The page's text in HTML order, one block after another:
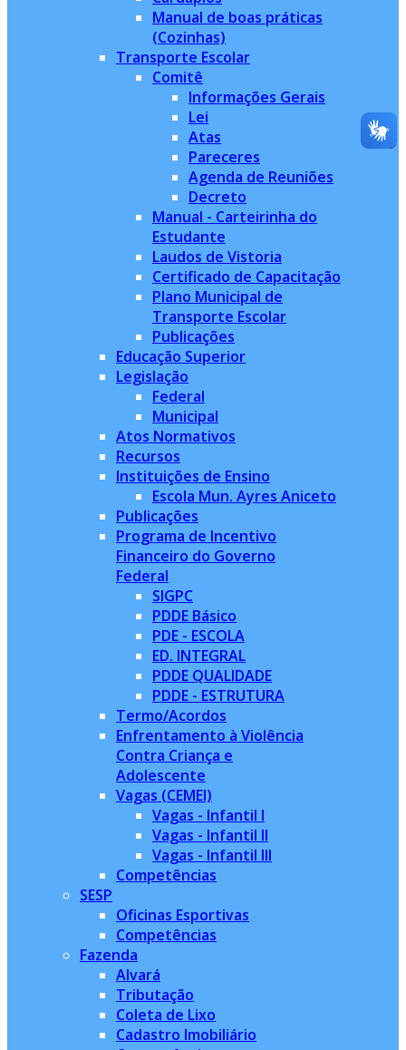
Manual de boas práticas
(Cozinhas)
Transporte Escolar
Comitê
Informações Gerais
Lei
Atas
Pareceres
Agenda de Reuniões
Decreto
Manual - Carteirinha do
Estudante
Laudos de Vistoria
Certificado de Capacitação
Plano Municipal de
Transporte Escolar
Publicações
Educação Superior
Legislação
Federal
Municipal
Atos Normativos
Recursos
Instituições de Ensino
Escola Mun. Ayres Aniceto
Publicações
Programa de Incentivo
Financeiro do Governo
Federal
SIGPC
PDDE Básico
PDE - ESCOLA
ED. INTEGRAL
PDDE QUALIDADE
PDDE - ESTRUTURA
Termo/Acordos
Enfrentamento à Violência
Contra Criança e
Adolescente
Vagas (CEMEI)
Vagas - Infantil I
Vagas - Infantil II
Vagas - Infantil III
Competências
SESP
Oficinas Esportivas
Competências
Fazenda
Alvará
Tributação
Coleta de Lixo
Cadastro Imobiliário